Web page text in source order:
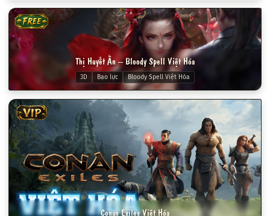
FREE
Thị Huyết Ấn – Bloody Spell Việt Hóa
3D Bạo lực Bloody Spell Việt Hóa
VIP
Conan Exiles Việt Hóa